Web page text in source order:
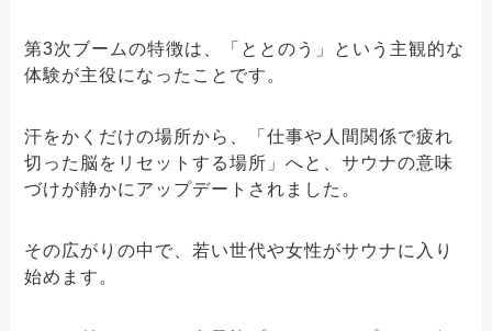
第3次ブームの特徴は、「ととのう」という主観的な
体験が主役になったことです。
汗をかくだけの場所から、「仕事や人間関係で疲れ
切った脳をリセットする場所」へと、サウナの意味
づけが静かにアップデートされました。
その広がりの中で、若い世代や女性がサウナに入り
始めます。